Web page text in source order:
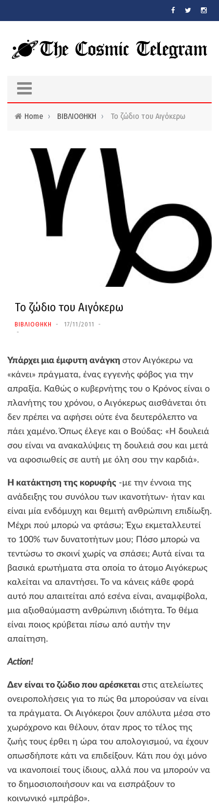
Home › ΒΙΒΛΙΟΘΗΚΗ › Το ζώδιο του Αιγόκερω
Το ζώδιο του Αιγόκερω
ΒΙΒΛΙΟΘΗΚΗ 17/11/2011
Υπάρχει μια έμφυτη ανάγκη στον Αιγόκερω να
«κάνει» πράγματα, ένας εγγενής φόβος για την
απραξία. Καθώς ο κυβερνήτης του ο Κρόνος είναι ο
πλανήτης του χρόνου, ο Αιγόκερως αισθάνεται ότι
δεν πρέπει να αφήσει ούτε ένα δευτερόλεπτο να
πάει χαμένο. Όπως έλεγε και ο Βούδας: «Η δουλειά
σου είναι να ανακαλύψεις τη δουλειά σου και μετά
να αφοσιωθείς σε αυτή με όλη σου την καρδιά».
Η κατάκτηση της κορυφής -με την έννοια της
ανάδειξης του συνόλου των ικανοτήτων- ήταν και
είναι μία ενδόμυχη και θεμιτή ανθρώπινη επιδίωξη.
Μέχρι πού μπορώ να φτάσω; Έχω εκμεταλλευτεί
το 100% των δυνατοτήτων μου; Πόσο μπορώ να
τεντώσω το σκοινί χωρίς να σπάσει; Αυτά είναι τα
βασικά ερωτήματα στα οποία το άτομο Αιγόκερως
καλείται να απαντήσει. Το να κάνεις κάθε φορά
αυτό που απαιτείται από εσένα είναι, αναμφίβολα,
μια αξιοθαύμαστη ανθρώπινη ιδιότητα. Το θέμα
είναι ποιος κρύβεται πίσω από αυτήν την
απαίτηση.
Action!
Δεν είναι το ζώδιο που αρέσκεταιστις ατελείωτες
ονειροπολήσεις για το πώς θα μπορούσαν να είναι
τα πράγματα. Οι Αιγόκεροι ζουν απόλυτα μέσα στο
χωρόχρονο και θέλουν, όταν προς το τέλος της
ζωής τους έρθει η ώρα του απολογισμού, να έχουν
οπωσδήποτε κάτι να επιδείξουν. Κάτι που όχι μόνο
να ικανοποιεί τους ίδιους, αλλά που να μπορούν να
το δημοσιοποιήσουν και να εισπράξουν το
κοινωνικό «μπράβο».